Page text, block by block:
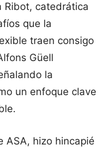
Ribot, catedrática
que la
traen consigo
Güell
la
un enfoque clave
ASA, hizo hincapié